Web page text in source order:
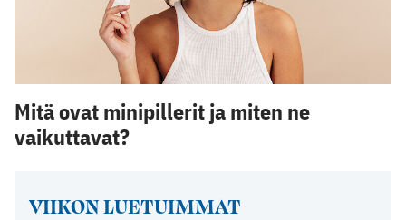
VIIKON LUETUIMMAT
Mitä ovat minipillerit ja miten ne
vaikuttavat?